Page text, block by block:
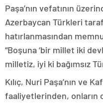
Paşa’nın vefatının
Azerbaycan Türkleri
hatırlanmasından
“Boşuna ‘bir millet iki
milletiz, iyi ki bağımsız
Kılıç, Nuri Paşa’nın ve
faaliyetlerinden, onların